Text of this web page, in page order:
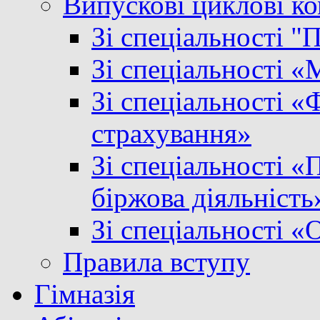
Зі спеціальності
Зі спеціальності
Зі спеціальності
страхування»
Зі спеціальності
біржова
Зі спеціальності
Правила вступу
Гімназія